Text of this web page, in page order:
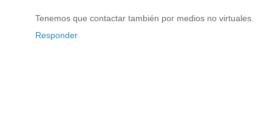
Tenemos que contactar también por medios no virtuales.
Responder